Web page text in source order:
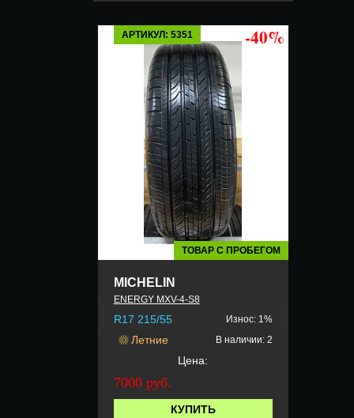
АРТИКУЛ: 5351 -40%
ТОВАР С ПРОБЕГОМ
MICHELIN
ENERGY MXV-4-S8
R17 215/55 Износ: 1%
Летние В наличии: 2
Цена:
7000 руб.
КУПИТЬ